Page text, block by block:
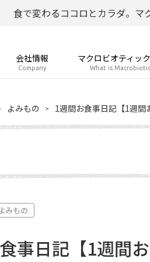
食で変わるココロとカラダ。マ
会社情報
Company
マクロビオティッ
What is Macrobiotic
よみもの 1週間お食事日記【1週間
みもの
事日記【1週間